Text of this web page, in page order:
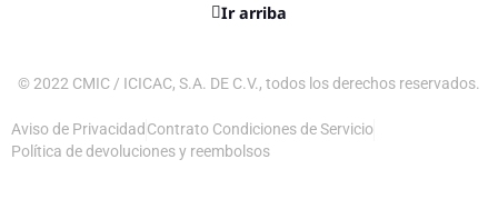
Ir arriba
© 2022 CMIC / ICICAC, S.A. DE C.V., todos los derechos reservados.
Aviso de Privacidad Contrato Condiciones de Servicio
Política de devoluciones y reembolsos